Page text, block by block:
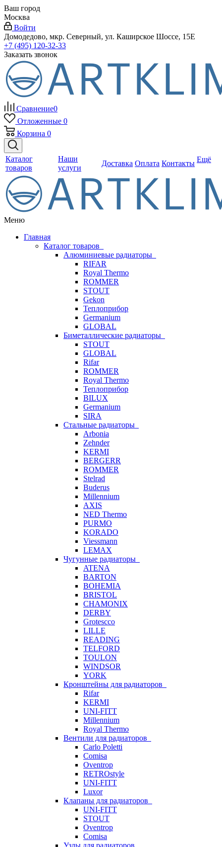
Ваш город
Москва
Войти
Домодедово, мкр. Северный, ул. Каширское Шоссе, 15Е
+7 (495) 120-32-33
Заказать звонок
Сравнение0
Отложенные 0
Корзина 0
Каталог
товаров
Наши
услуги
Доставка Оплата Контакты Ещё
Меню
Главная
Каталог товаров
Алюминиевые радиаторы
RIFAR
Royal Thermo
ROMMER
STOUT
Gekon
Теплоприбор
Germanium
GLOBAL
Биметаллические радиаторы
STOUT
GLOBAL
Rifar
ROMMER
Royal Thermo
Теплоприбор
BILUX
Germanium
SIRA
Стальные радиаторы
Arbonia
Zehnder
KERMI
BERGERR
ROMMER
Stelrad
Buderus
Millennium
AXIS
NED Thermo
PURMO
KORADO
Viessmann
LEMAX
Чугунные радиаторы
ATENA
BARTON
BOHEMIA
BRISTOL
CHAMONIX
DERBY
Grotescco
LILLE
READING
TELFORD
TOULON
WINDSOR
YORK
Кронштейны для радиаторов
Rifar
KERMI
UNI-FITT
Millennium
Royal Thermo
Вентили для радиаторов
Carlo Poletti
Comisa
Oventrop
RETROstyle
UNI-FITT
Luxor
Клапаны для радиаторов
UNI-FITT
STOUT
Oventrop
Comisa
Узлы для радиаторов